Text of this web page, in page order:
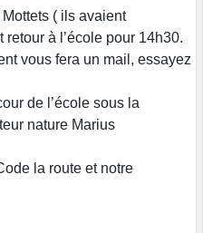
( ils avaient
à l’école pour 14h30.
vous fera un mail, essayez
de l’école sous la
nature Marius
la route et notre